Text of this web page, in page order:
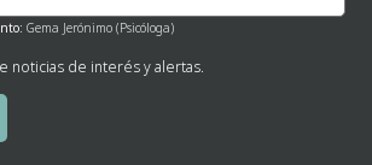
Gema Jerónimo (Psicóloga)
el cual nos otorga al seleccionar las casillas.
No existe ninguna cesión de datos prevista, salvo obligación
derechos de acceso, rectificación, supresión, oposición,
noticias de interés y alertas.